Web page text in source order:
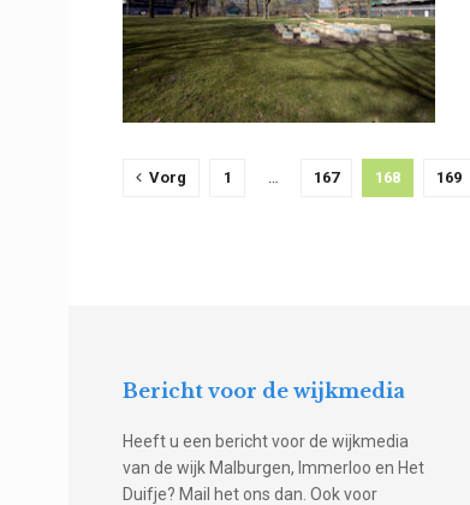
Vorg 1 167 168 169
Bericht voor de wijkmedia
Heeft u een bericht voor de wijkmedia
van de wijk Malburgen, Immerloo en Het
Duifje? Mail het ons dan. Ook voor